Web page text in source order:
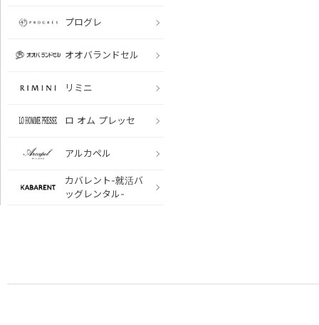
プログレ
オオバランドセル
リミニ
ロ オム プレッセ
アルカペル
カバレント-就活バ
ッグレンタル-